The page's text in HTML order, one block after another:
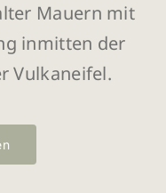
Mauern mit
inmitten der
Vulkaneifel.